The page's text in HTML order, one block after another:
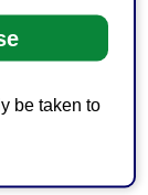
be taken to
31日）
日）（PDF：